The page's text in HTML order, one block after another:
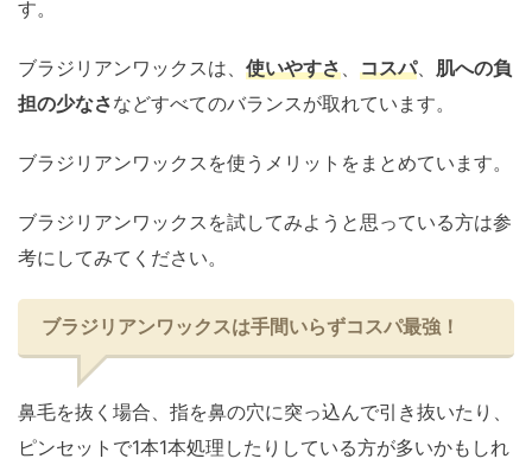
す。
ブラジリアンワックスは、 使いやすさ、 コスパ、 肌への負
担の少なさなどすべてのバランスが取れています。
ブラジリアンワックスを使うメリットをまとめています。
ブラジリアンワックスを試してみようと思っている方は参
考にしてみてください。
ブラジリアンワックスは手間いらずコスパ最強！
鼻毛を抜く場合、指を鼻の穴に突っ込んで引き抜いたり、
ピンセットで1本1本処理したりしている方が多いかもしれ